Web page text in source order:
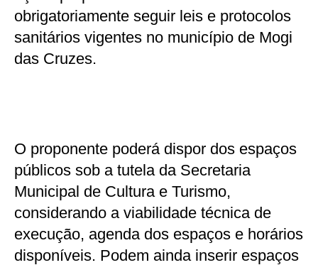
obrigatoriamente seguir leis e protocolos
sanitários vigentes no município de Mogi
das Cruzes.
O proponente poderá dispor dos espaços
públicos sob a tutela da Secretaria
Municipal de Cultura e Turismo,
considerando a viabilidade técnica de
execução, agenda dos espaços e horários
disponíveis. Podem ainda inserir espaços